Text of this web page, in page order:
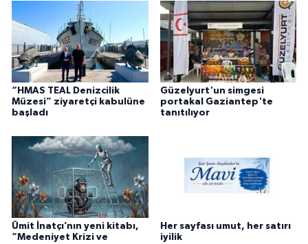
“HMAS TEAL Denizcilik
Müzesi” ziyaretçi kabulüne
başladı
Güzelyurt'un simgesi
portakal Gaziantep'te
tanıtılıyor
Ümit İnatçı’nın yeni kitabı,
“Medeniyet Krizi ve
Her sayfası umut, her satırı
iyilik